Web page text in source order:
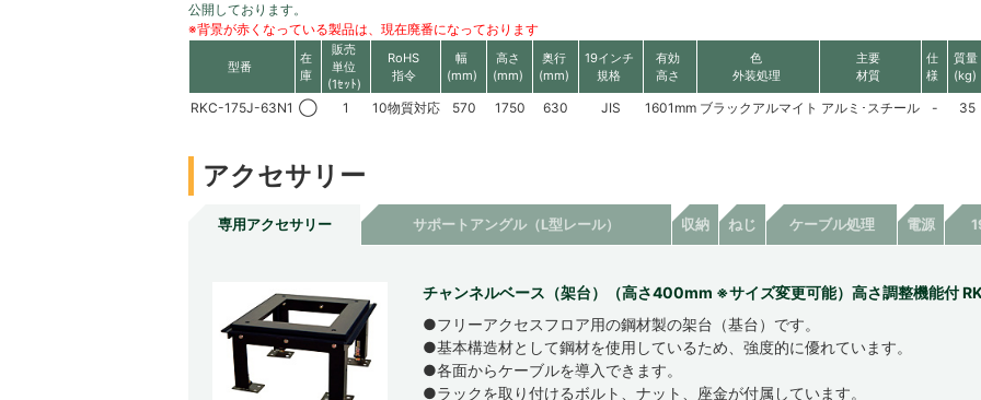
公開しております。
※背景が赤くなっている製品は、現在廃番になっております
型番
在
庫
販売
単位
(1ｾｯﾄ)
RoHS
指令
幅
(mm)
高さ
(mm)
奥行
(mm)
19インチ
規格
有効
高さ
色
外装処理
主要
材質
仕
様
質量
(kg)
RKC-175J-63N1 ◯ 1 10物質対応 570 1750 630 JIS 1601mm ブラックアルマイト アルミ･スチール - 35
アクセサリー
専用アクセサリー サポートアングル（L型レール） 収納 ねじ ケーブル処理 電源
チャンネルベース（架台）（高さ400mm ※サイズ変更可能）高さ調整機能付
●フリーアクセスフロア用の鋼材製の架台（基台）です。
●基本構造材として鋼材を使用しているため、強度的に優れています。
●各面からケーブルを導入できます。
●ラックを取り付けるボルト、ナット、座金が付属しています。